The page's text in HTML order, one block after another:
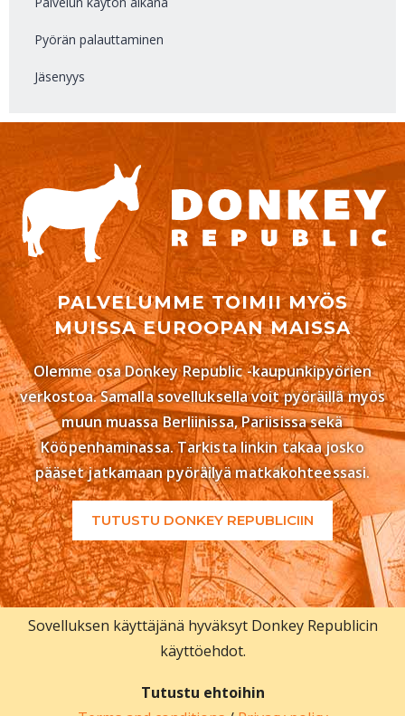
Pyörän palauttaminen
Jäsenyys
PALVELUMME TOIMII MYÖS
MUISSA EUROOPAN MAISSA
Olemme osa Donkey Republic -kaupunkipyörien
verkostoa. Samalla sovelluksella voit pyöräillä myös
muun muassa Berliinissa, Pariisissa sekä
Kööpenhaminassa. Tarkista linkin takaa josko
pääset jatkamaan pyöräilyä matkakohteessasi.
TUTUSTU DONKEY REPUBLICIIN
Sovelluksen käyttäjänä hyväksyt Donkey Republicin
käyttöehdot.
Tutustu ehtoihin